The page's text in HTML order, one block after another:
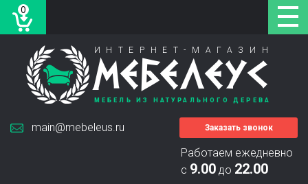
0
ИНТЕРНЕТ-МАГАЗИН
МЕБЕЛЕУС
МЕБЕЛЬ ИЗ НАТУРАЛЬНОГО ДЕРЕВА
Работаем ежедневно
с 9.00 до 22.00
main@mebeleus.ru Заказать звонок